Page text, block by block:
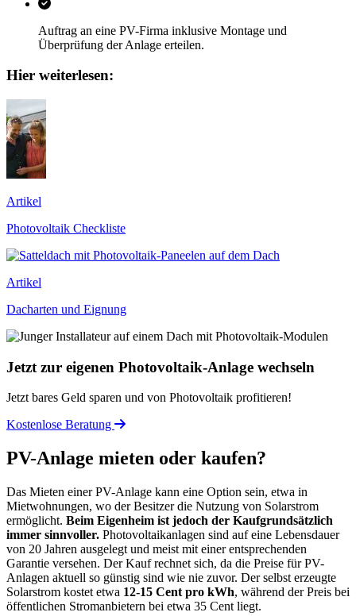
Auftrag an eine PV-Firma inklusive Montage und
Überprüfung der Anlage erteilen.
Hier weiterlesen:
Artikel
Photovoltaik Checkliste
Artikel
Dacharten und Eignung
Jetzt zur eigenen Photovoltaik-Anlage wechseln
Jetzt bares Geld sparen und von Photovoltaik profitieren!
Kostenlose Beratung
PV-Anlage mieten oder kaufen?
Das Mieten einer PV-Anlage kann eine Option sein, etwa in
Mietwohnungen, wo der Besitzer die Nutzung von Solarstrom
ermöglicht. Beim Eigenheim ist jedoch der Kaufgrundsätzlich
immer sinnvoller. Photovoltaikanlagen sind auf eine Lebensdauer
von 20 Jahren ausgelegt und meist mit einer entsprechenden
Garantie versehen. Der Kauf rechnet sich, da die Preise für PV-
Anlagen aktuell so günstig sind wie nie zuvor. Der selbst erzeugte
Solarstrom kostet etwa 12-15 Cent pro kWh, während der Preis bei
öffentlichen Stromanbietern bei etwa 35 Cent liegt.